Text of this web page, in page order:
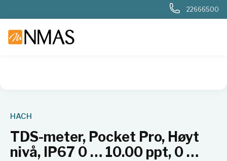
22666500
HACH
TDS-meter, Pocket Pro, Høyt
nivå, IP67 0 … 10.00 ppt, 0 …